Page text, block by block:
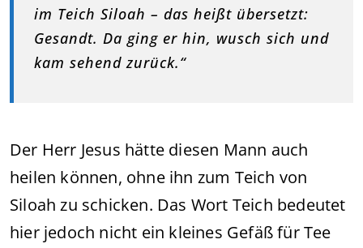
im Teich Siloah – das heißt übersetzt:
Gesandt. Da ging er hin, wusch sich und
kam sehend zurück.“
Der Herr Jesus hätte diesen Mann auch
heilen können, ohne ihn zum Teich von
Siloah zu schicken. Das Wort Teich bedeutet
hier jedoch nicht ein kleines Gefäß für Tee